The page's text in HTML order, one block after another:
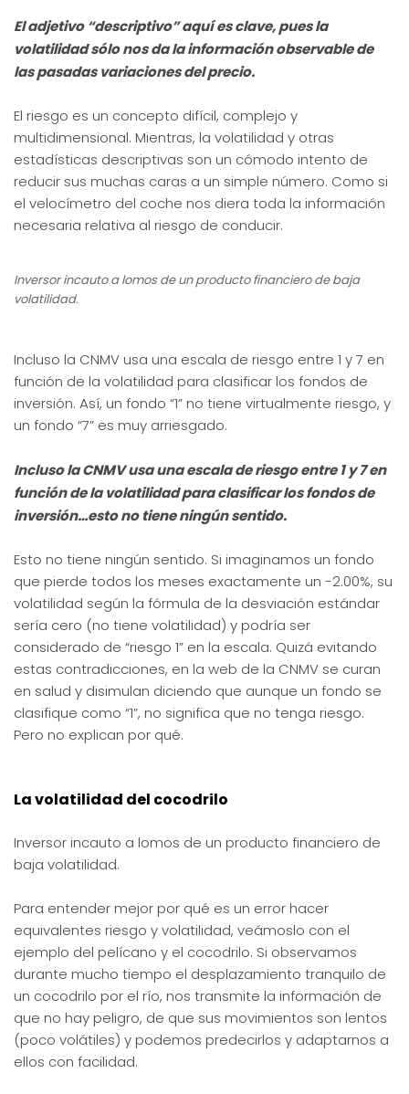
El adjetivo “descriptivo” aquí es clave, pues la
volatilidad sólo nos da la información observable de
las pasadas variaciones del precio.
El riesgo es un concepto difícil, complejo y
multidimensional. Mientras, la volatilidad y otras
estadísticas descriptivas son un cómodo intento de
reducir sus muchas caras a un simple número. Como si
el velocímetro del coche nos diera toda la información
necesaria relativa al riesgo de conducir.
Inversor incauto a lomos de un producto financiero de baja
volatilidad.
Incluso la CNMV usa una escala de riesgo entre 1 y 7 en
función de la volatilidad para clasificar los fondos de
inversión. Así, un fondo “1” no tiene virtualmente riesgo, y
un fondo “7” es muy arriesgado.
Incluso la CNMV usa una escala de riesgo entre 1 y 7 en
función de la volatilidad para clasificar los fondos de
inversión…esto no tiene ningún sentido.
Esto no tiene ningún sentido. Si imaginamos un fondo
que pierde todos los meses exactamente un -2.00%, su
volatilidad según la fórmula de la desviación estándar
sería cero (no tiene volatilidad) y podría ser
considerado de “riesgo 1” en la escala. Quizá evitando
estas contradicciones, en la web de la CNMV se curan
en salud y disimulan diciendo que aunque un fondo se
clasifique como “1”, no significa que no tenga riesgo.
Pero no explican por qué.
La volatilidad del cocodrilo
Inversor incauto a lomos de un producto financiero de
baja volatilidad.
Para entender mejor por qué es un error hacer
equivalentes riesgo y volatilidad, veámoslo con el
ejemplo del pelícano y el cocodrilo. Si observamos
durante mucho tiempo el desplazamiento tranquilo de
un cocodrilo por el río, nos transmite la información de
que no hay peligro, de que sus movimientos son lentos
(poco volátiles) y podemos predecirlos y adaptarnos a
ellos con facilidad.